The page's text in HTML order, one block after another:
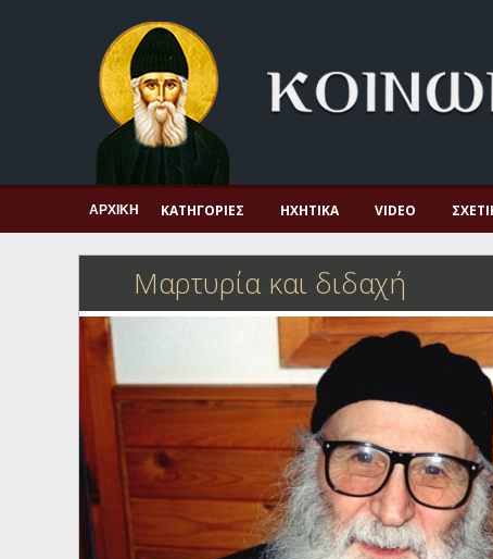
Πνευματική ζωή
Μαρτυρία και διδαχή
Λατρεία και προσευχή
Αγιολόγιο – Εορτολόγιο
Η πίστη στην εποχή μας
Ορθόδοξη οικογένεια
Ορθόδοξο προσκυνητάριο
Σκέψεις-προβληματισμοί
ΑΡΧΙΚΉ ΚΑΤΗΓΟΡΊΕΣ ΗΧΗΤΙΚΆ VIDEO
Μαρτυρία και διδαχή